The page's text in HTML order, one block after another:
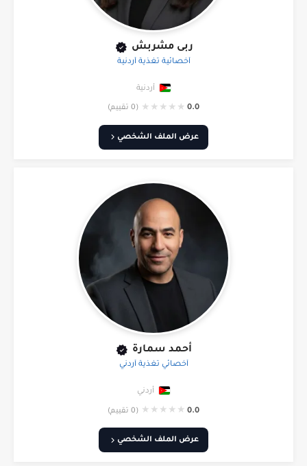
ربى مشربش
أخصائية تغذية أردنية
أردنية
0.0
★
★
★
★
★ (0 تقييم)
عرض الملف الشخصي
أحمد سمارة
أخصائي تغذية أردني
أردني
0.0
★
★
★
★
★ (0 تقييم)
عرض الملف الشخصي